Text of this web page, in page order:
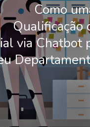
Como
Qualificação
via Chatbot